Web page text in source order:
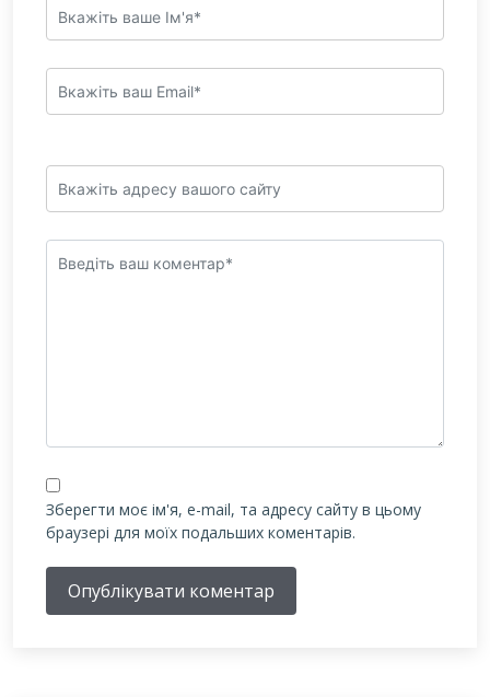
Зберегти моє ім'я, e-mail, та адресу сайту в цьому
браузері для моїх подальших коментарів.
Опублікувати коментар